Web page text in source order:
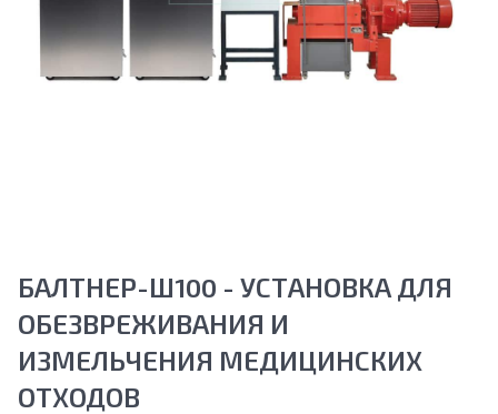
БАЛТНЕР-Ш100 - УСТАНОВКА ДЛЯ
ОБЕЗВРЕЖИВАНИЯ И
ИЗМЕЛЬЧЕНИЯ МЕДИЦИНСКИХ
ОТХОДОВ